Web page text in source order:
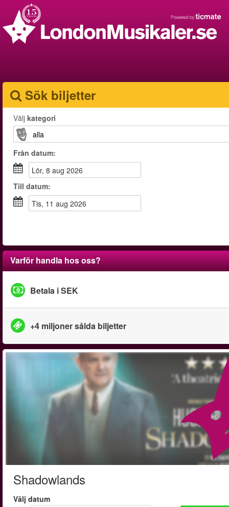
Sök biljetter
Välj kategori
Från datum:
lör, 8 aug 2026
Till datum:
tis, 11 aug 2026
Varför handla hos oss?
Betala i SEK
+4 miljoner sålda biljetter
Shadowlands
Välj datum